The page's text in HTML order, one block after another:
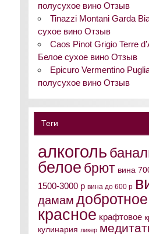
полусухое вино Отзыв
Tinazzi Montani Garda
сухое вино Отзыв
Caos Pinot Grigio Terre
Белое сухое вино Отзыв
Epicuro Vermentino
полусухое вино Отзыв
Теги
алкоголь
белое брют вина
1500-3000 р вина до 600 р
дамам добротное
красное крафтовое
кулинария ликер